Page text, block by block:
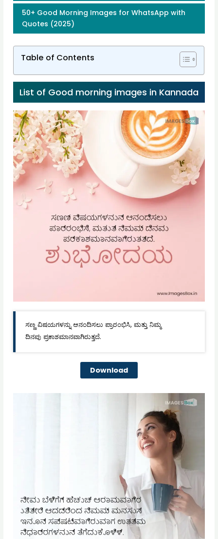
50+ Good Morning Images for WhatsApp with
Quotes (2025)
Table of Contents
List of Good morning images in Kannada
ಸಣ್ಣ ವಿಷಯಗಳನ್ನು ಆನಂದಿಸಲು ಪ್ರಾರಂಭಿಸಿ, ಮತ್ತು ನಿಮ್ಮ
ದಿನವು ಪ್ರಕಾಶಮಾನವಾಗಿರುತ್ತದೆ.
Download